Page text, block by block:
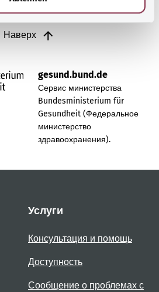
Наверх
gesund.bund.de
Сервис министерства
Bundesministerium für
Gesundheit (Федеральное
министерство
здравоохранения).
Услуги
Консультация и помощь
Доступность
Сообщение о проблемах с